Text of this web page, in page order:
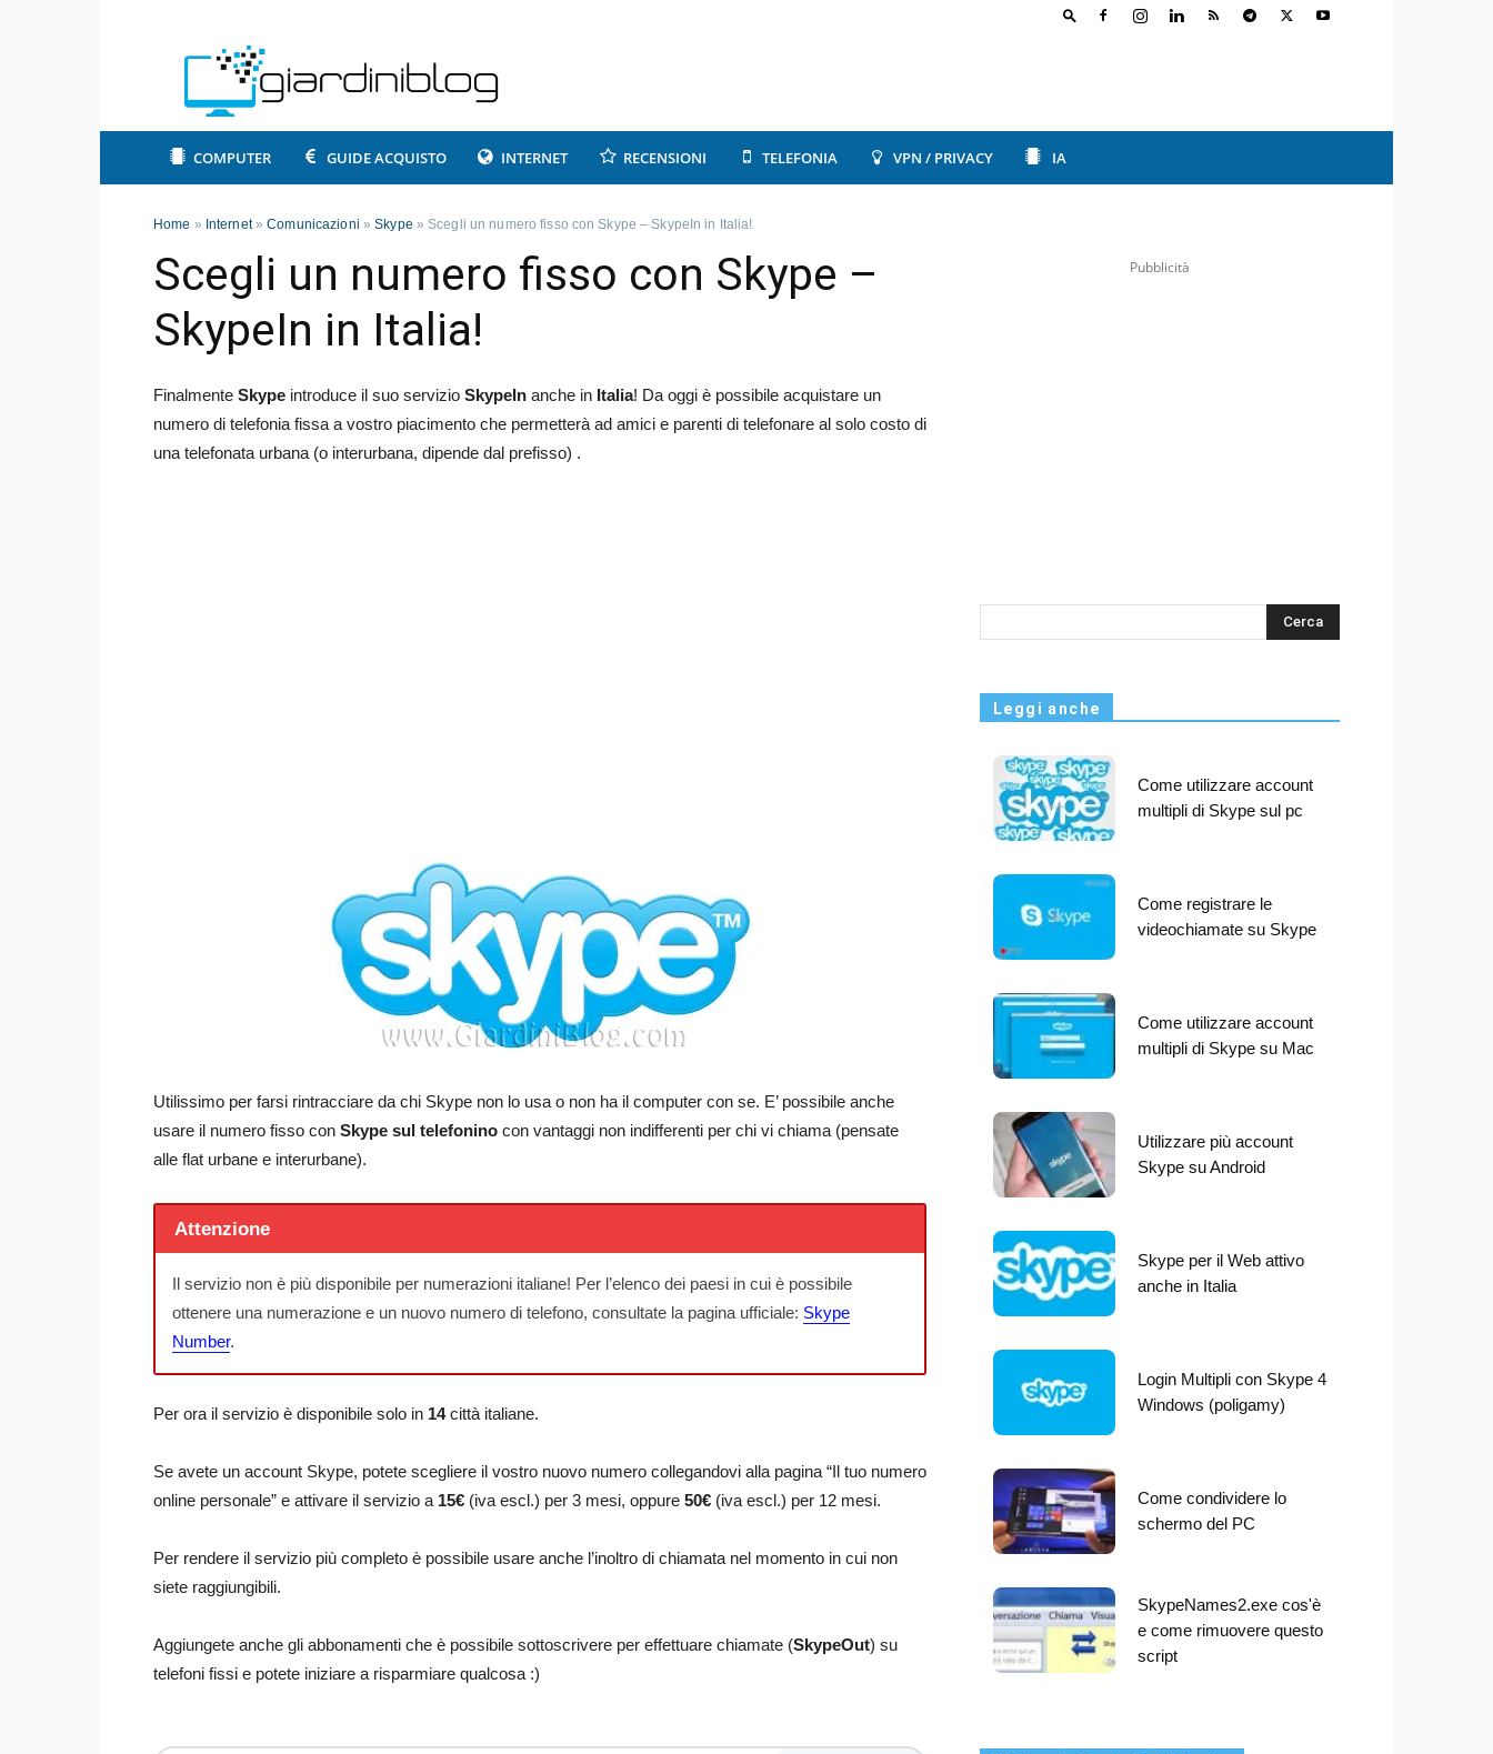
COMPUTER GUIDE ACQUISTO INTERNET RECENSIONI TELEFONIA VPN / PRIVACY IA
Home » Internet»Comunicazioni »Skype »Scegli un numero fisso con Skype – SkypeIn in Italia!
Scegli un numero fisso con Skype –
SkypeIn in Italia!
Finalmente Skype introduce il suo servizio SkypeIn anche in Italia! Da oggi è possibile acquistare un
numero di telefonia fissa a vostro piacimento che permetterà ad amici e parenti di telefonare al solo costo di
una telefonata urbana (o interurbana, dipende dal prefisso) .
Utilissimo per farsi rintracciare da chi Skype non lo usa o non ha il computer con se. E’ possibile anche
usare il numero fisso con Skype sul telefonino con vantaggi non indifferenti per chi vi chiama (pensate
alle flat urbane e interurbane).
Attenzione
Il servizio non è più disponibile per numerazioni italiane! Per l’elenco dei paesi in cui è possibile
ottenere una numerazione e un nuovo numero di telefono, consultate la pagina ufficiale: Skype
Number.
Per ora il servizio è disponibile solo in 14città italiane.
Se avete un account Skype, potete scegliere il vostro nuovo numero collegandovi alla pagina “Il tuo numero
online personale” e attivare il servizio a 15€ (iva escl.) per 3 mesi, oppure 50€ (iva escl.) per 12 mesi.
Per rendere il servizio più completo è possibile usare anche l’inoltro di chiamata nel momento in cui non
siete raggiungibili.
Aggiungete anche gli abbonamenti che è possibile sottoscrivere per effettuare chiamate (SkypeOut) su
telefoni fissi e potete iniziare a risparmiare qualcosa :)
Pubblicità
s
Leggi anche
Come utilizzare account
multipli di Skype sul pc
Come registrare le
videochiamate su Skype
Come utilizzare account
multipli di Skype su Mac
Utilizzare più account
Skype su Android
Skype per il Web attivo
anche in Italia
Login Multipli con Skype 4
Windows (poligamy)
Come condividere lo
schermo del PC
SkypeNames2.exe cos'è
e come rimuovere questo
script